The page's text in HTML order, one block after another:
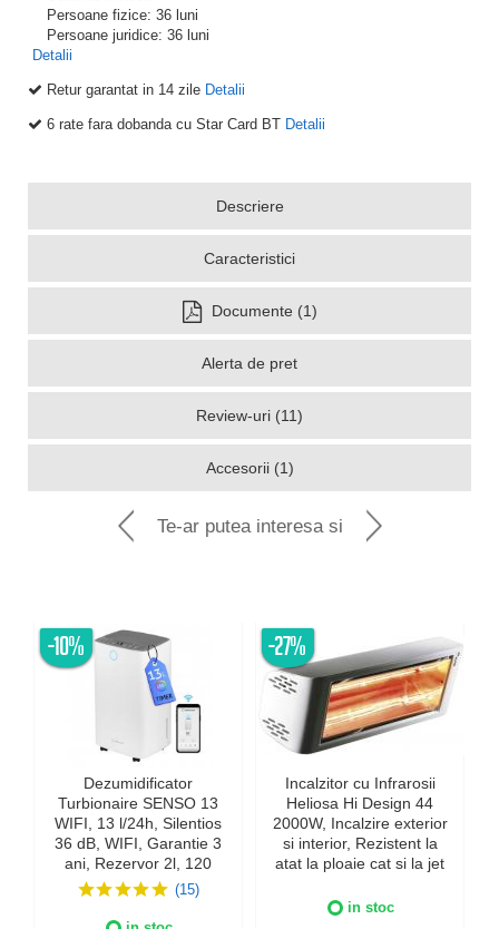
Persoane fizice: 36 luni
Persoane juridice: 36 luni
Detalii
Retur garantat in 14 zile Detalii
6 rate fara dobanda cu Star Card BT Detalii
Descriere
Caracteristici
Documente (1)
Alerta de pret
Review-uri (11)
Accesorii (1)
Te-ar putea interesa si
-10%
Dezumidificator
Turbionaire SENSO 13
WIFI, 13 l/24h, Silentios
36 dB, WIFI, Garantie 3
ani, Rezervor 2l, 120
m³/h, Control digital,
Indicator luminos
umiditate, Timer, Display
(15)
-27%
Incalzitor cu Infrarosii
Heliosa Hi Design 44
2000W, Incalzire exterior
si interior, Rezistent la
atat la ploaie cat si la jet
Culoare Alba, IPX5
in stoc